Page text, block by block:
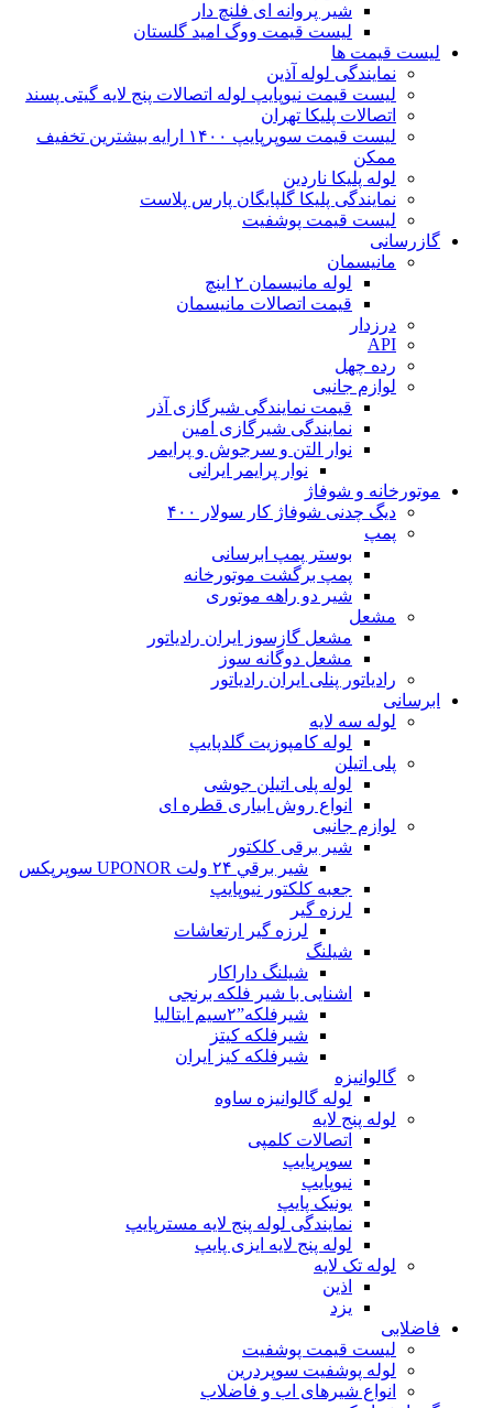
شیر پروانه ای فلنچ دار
لیست قیمت ووگ امید گلستان
لیست قیمت ها
نمایندگی لوله آذین
لیست قیمت نیوپایپ لوله اتصالات پنج لایه گیتی پسند
اتصالات پلیکا تهران
لیست قیمت سوپرپایپ ۱۴۰۰ ارایه بیشترین تخفیف
ممکن
لوله پلیکا ناردین
نمایندگی پلیکا گلپایگان پارس پلاست
لیست قیمت پوشفیت
گازرسانی
مانیسمان
لوله مانیسمان ۲ اینچ
قیمت اتصالات مانیسمان
درزدار
API
رده چهل
لوازم جانبی
قیمت نمایندگی شیرگازی آذر
نمایندگی شیرگازی امین
نوار التن و سرجوش و پرایمر
نوار پرایمر ایرانی
موتورخانه و شوفاژ
دیگ چدنی شوفاژ کار سولار ۴۰۰
پمپ
بوستر پمپ ابرسانی
پمپ برگشت موتورخانه
شیر دو راهه موتوری
مشعل
مشعل گازسوز ایران رادیاتور
مشعل دوگانه سوز
رادیاتور پنلی ایران رادیاتور
ابرسانی
لوله سه لایه
لوله کامپوزیت گلدپایپ
پلی اتیلن
لوله پلی اتیلن جوشی
انواع روش ابیاری قطره ای
لوازم جانبی
شیر برقی کلکتور
شير برقي ۲۴ ولت UPONOR سوپرپکس
جعبه کلکتور نیوپایپ
لرزه گیر
لرزه گیر ارتعاشات
شیلنگ
شیلنگ داراکار
اشنایی با شیر فلکه برنجی
شیرفلکه”۲سیم ایتالیا
شیرفلکه کیتز
شیرفلکه کیز ایران
گالوانیزه
لوله گالوانیزه ساوه
لوله پنج لایه
اتصالات کلمپی
سوپرپایپ
نیوپایپ
یونیک پایپ
نمایندگی لوله پنج لایه مسترپایپ
لوله پنج لایه ایزی پایپ
لوله تک لایه
اذین
یزد
فاضلابی
لیست قیمت پوشفیت
لوله پوشفیت سوپردرین
انواع شیرهای اب و فاضلاب